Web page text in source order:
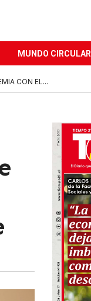
MUNDO CIRCULAR
CON EL...